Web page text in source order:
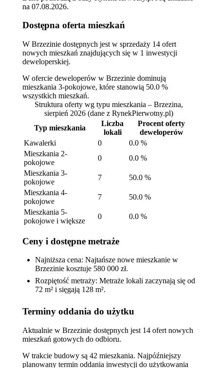
na07.08.2026.
Dostępna oferta mieszkań
W Brzezinie dostępnych jest w sprzedaży 14 ofert
nowych mieszkań znajdujących się w 1 inwestycji
deweloperskiej.
W ofercie deweloperów w Brzezinie dominują
mieszkania 3-pokojowe, które stanowią 50.0 %
wszystkich mieszkań.
Struktura oferty wg typu mieszkania – Brzezina,
sierpień 2026 (dane z RynekPierwotny.pl)
Typ mieszkania
Liczba
lokali
Procent oferty
deweloperów
Kawalerki
0
0.0 %
Mieszkania 2-
pokojowe
0
0.0 %
Mieszkania 3-
pokojowe
7
50.0 %
Mieszkania 4-
pokojowe
7
50.0 %
Mieszkania 5-
pokojowe i większe
0 0.0 %
Ceny i dostępne metraże
Najniższa cena: Najtańsze nowe mieszkanie w
Brzezinie kosztuje 580 000 zł.
Rozpiętość metraży: Metraże lokali zaczynają się od
72 m² i sięgają 128 m².
Terminy oddania do użytku
Aktualnie w Brzezinie dostępnych jest 14 ofert nowych
mieszkań gotowych do odbioru.
W trakcie budowy są 42 mieszkania. Najpóźniejszy
planowany termin oddania inwestycji do użytkowania